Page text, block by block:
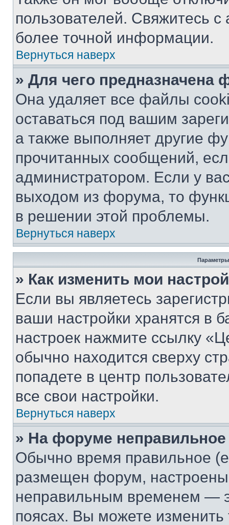
пользователей. Свяжитесь
более точной информации.
Вернуться наверх
» Для чего предназначена
Она удаляет все файлы
оставаться под вашим
а также выполняет другие
прочитанных сообщений,
администратором. Если у
выходом из форума, то
в решении этой проблемы.
Вернуться наверх
Параметры
» Как изменить мои
Если вы являетесь
ваши настройки хранятся в
настроек нажмите ссылку
обычно находится сверху
попадете в центр
все свои настройки.
Вернуться наверх
» На форуме
Обычно время правильное
размещен форум, настроены
неправильным временем —
поясах. Вы можете изменить